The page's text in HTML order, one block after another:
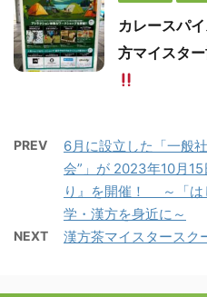
カレースパ
方マイスタ
PREV
6月に設立した「一般
会”」が 2023年10月
り』を開催！ ～「は
学・漢方を身近に～
NEXT 漢方茶マイスタースク